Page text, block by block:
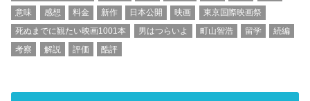
意味
感想 料金 新作 日本公開 映画
東京国際映画祭
死ぬまでに観たい映画1001本
男はつらいよ 町山智浩 留学
続編
考察
解説 評価 酷評